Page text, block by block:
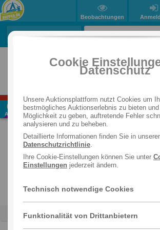
Auktions-Übersicht
Beobachtungen
Beendete Auktionen
on
page
6
Aug
Sportbekleidung adidas
Versand Gratis in der EU
Trikots Trainingsjacken
Cookie
Datenschutz
Unsere Auktionsplattform nutzt Cookies um
bestmögliches Auktionserlebnis zu bieten
Möglichkeit zu geben, auftretende Fehler
analysieren und zu beheben.
Detaillierte Informationen finden Sie in unserer
Datenschutzrichtlinie.
Ihre Cookie-Einstellungen können Sie unter
Einstellungen jederzeit ändern.
Technisch notwendige Cookies
Funktionalität von Drittanbietern